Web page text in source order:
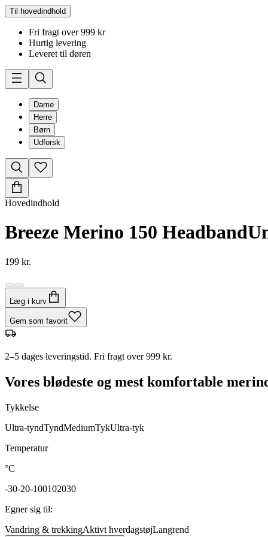
Til hovedindhold
Fri fragt over 999 kr
Hurtig levering
Leveret til døren
Dame
Herre
Børn
Udforsk
Hovedindhold
Breeze Merino 150 Headband
199 kr.
Læg i kurv
Gem som favorit
2–5 dages leveringstid. Fri fragt over 999 kr.
Vores blødeste og mest komfortable
Tykkelse
Ultra-tyndTyndMediumTykUltra-tyk
Temperatur
°C
-30-20-100102030
Egner sig til:
Vandring & trekkingAktivt hverdagstøjLangrend